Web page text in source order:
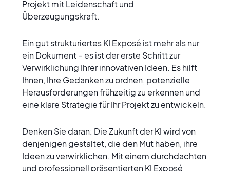
Projekt mit Leidenschaft und
Überzeugungskraft.
Ein gut strukturiertes KI Exposé ist mehr als nur
ein Dokument – es ist der erste Schritt zur
Verwirklichung Ihrer innovativen Ideen. Es hilft
Ihnen, Ihre Gedanken zu ordnen, potenzielle
Herausforderungen frühzeitig zu erkennen und
eine klare Strategie für Ihr Projekt zu entwickeln.
Denken Sie daran: Die Zukunft der KI wird von
denjenigen gestaltet, die den Mut haben, ihre
Ideen zu verwirklichen. Mit einem durchdachten
und professionell präsentierten KI Exposé